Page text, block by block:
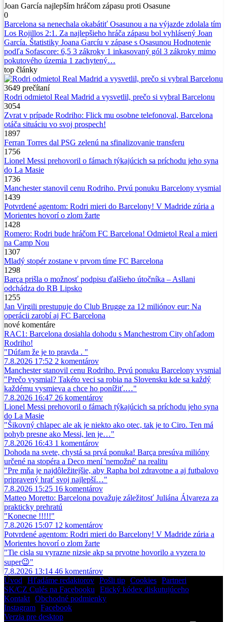
Joan García najlepším hráčom zápasu proti Osasune
0
Barcelona sa nenechala okabátiť Osasunou a na výjazde zdolala tím
Los Rojillos 2:1. Za najlepšieho hráča zápasu bol vyhlásený Joan
García. Štatistiky Joana Garcíu v zápase s Osasunou Hodnotenie
podľa Sofascore: 6,5 3 zákroky 1 inkasovaný gól 3 zákroky mimo
pokutového územia 1 zachytený…
top články
3649 prečítaní
Rodri odmietol Real Madrid a vysvetlil, prečo si vybral Barcelonu
3054
Zvrat v prípade Rodriho: Flick mu osobne telefonoval, Barcelona
otáča situáciu vo svoj prospech!
1897
Ferran Torres dal PSG zelenú na sfinalizovanie transferu
1756
Lionel Messi prehovoril o fámach týkajúcich sa príchodu jeho syna
do La Masie
1736
Manchester stanovil cenu Rodriho. Prvú ponuku Barcelony vysmial
1439
Potvrdené agentom: Rodri mieri do Barcelony! V Madride zúria a
Morientes hovorí o zlom žarte
1428
Romero: Rodri bude hráčom FC Barcelona! Odmietol Real a mieri
na Camp Nou
1307
Mladý stopér zostane v prvom tíme FC Barcelona
1298
Barça prišla o možnosť podpisu ďalšieho útočníka – Asllani
odchádza do RB Lipsko
1255
Jan Virgili prestupuje do Club Brugge za 12 miliónov eur: Na
operácii zarobí aj FC Barcelona
nové komentáre
RAC1: Barcelona dosiahla dohodu s Manchestrom City ohľadom
Rodriho!
"Dúfam že je to pravda . "
7.8.2026 17:52 2 komentárov
Manchester stanovil cenu Rodriho. Prvú ponuku Barcelony vysmial
"Prečo vysmial? Takéto veci sa robia na Slovensku kde sa každý
každému vysmieva a chce ho ponížiť.…"
7.8.2026 16:47 26 komentárov
Lionel Messi prehovoril o fámach týkajúcich sa príchodu jeho syna
do La Masie
"Šikovný chlapec ale ak je niekto ako otec, tak je to Ciro. Ten má
pohyb presne ako Messi, len je…"
7.8.2026 16:43 1 komentárov
Dohoda na svete, chystá sa prvá ponuka! Barça presúva milióny
určené na stopéra a Deco mení 'nemožné' na realitu
"Pre mňa je najdôležitejšie, aby Rapha bol zdravotne a aj futbalovo
pripravený hrať svoj najlepší…"
7.8.2026 15:25 16 komentárov
Matteo Moretto: Barcelona považuje záležitosť Juliána Álvareza za
prakticky prehratú
"Konecne !!!!!"
7.8.2026 15:07 12 komentárov
Potvrdené agentom: Rodri mieri do Barcelony! V Madride zúria a
Morientes hovorí o zlom žarte
"Tie cisla su vyrazne nizsie akp sa prvotne hovorilo a vyzera to
super😉"
7.8.2026 13:14 46 komentárov
Úvod
Hľadáme redaktorov Pošli tip Cookies Partneri
SK/CZ Culés na Facebooku
Etický kódex diskutujúceho
Kontakt Obchodné podmienky
Instagram Facebook
Verzia pre desktop